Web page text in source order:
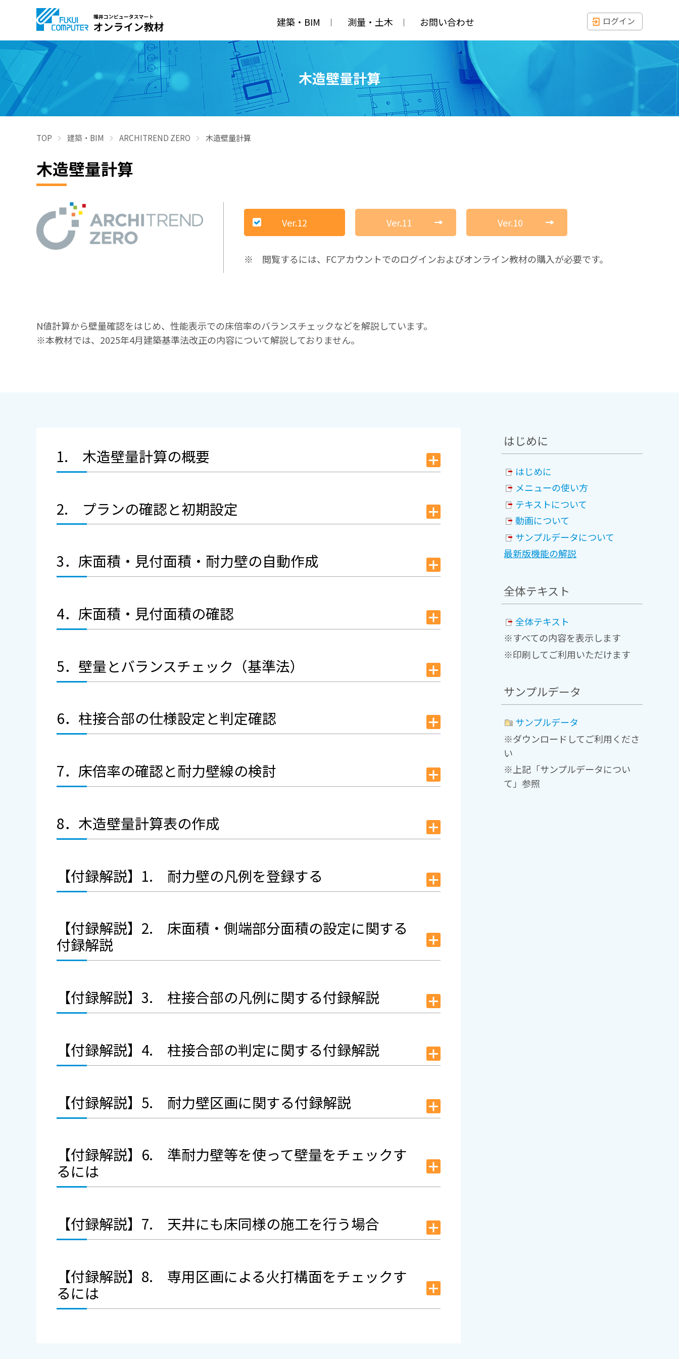
建築・BIM 測量・土木 お問い合わせ ログイン
木造壁量計算
TOP 建築・BIM ARCHITREND ZERO 木造壁量計算
木造壁量計算
Ver.12 Ver.11 Ver.10
※ 閲覧するには、FCアカウントでのログインおよびオンライン教材の購入が必要です。
N値計算から壁量確認をはじめ、性能表示での床倍率のバランスチェックなどを解説しています。
※本教材では、2025年4月建築基準法改正の内容について解説しておりません。
1. 木造壁量計算の概要
2. プランの確認と初期設定
3．床面積・見付面積・耐力壁の自動作成
4．床面積・見付面積の確認
5．壁量とバランスチェック（基準法）
6．柱接合部の仕様設定と判定確認
7．床倍率の確認と耐力壁線の検討
8．木造壁量計算表の作成
【付録解説】1. 耐力壁の凡例を登録する
【付録解説】2. 床面積・側端部分面積の設定に関する
付録解説
【付録解説】3. 柱接合部の凡例に関する付録解説
【付録解説】4. 柱接合部の判定に関する付録解説
【付録解説】5. 耐力壁区画に関する付録解説
【付録解説】6. 準耐力壁等を使って壁量をチェックす
るには
【付録解説】7. 天井にも床同様の施工を行う場合
【付録解説】8. 専用区画による火打構面をチェックす
るには
はじめに
はじめに
メニューの使い方
テキストについて
動画について
サンプルデータについて
最新版機能の解説
全体テキスト
全体テキスト
※すべての内容を表示します
※印刷してご利用いただけます
サンプルデータ
サンプルデータ
※ダウンロードしてご利用くださ
い
※上記「サンプルデータについ
て」参照